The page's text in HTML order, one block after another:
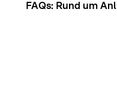
FAQs: Rund um